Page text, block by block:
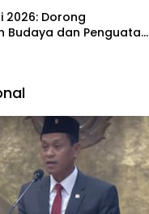
2026: Dorong
Budaya dan Penguatan